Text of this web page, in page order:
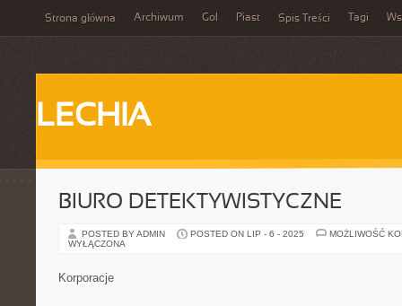
Strona główna Archiwum Gol Piast Spis Treści Tagi
LECHIA
BIURO DETEKTYWISTYCZNE
POSTED BY ADMIN POSTED ON LIP - 6 - 2025
MOŻLIWOŚĆ
WYŁĄCZONA
Korporacje